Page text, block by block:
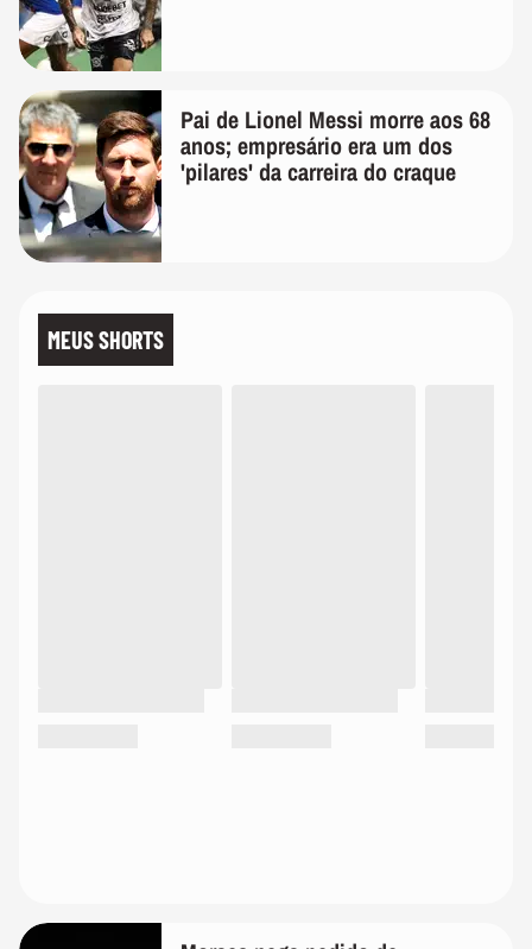
Pai de Lionel Messi morre aos 68
anos; empresário era um dos
'pilares' da carreira do craque
MEUS SHORTS